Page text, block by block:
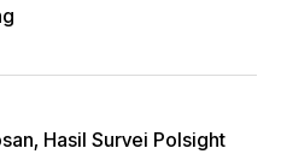
Hasil Survei Polsight